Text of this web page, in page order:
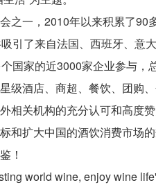
之一，2010年以来积累了
引了来自法国、西班牙、意
国家的近3000家企业参与
级酒店、商超、餐饮、团购
相关机构的充分认可和高度
和扩大中国的酒饮消费市场
！
world wine, enjoy wine